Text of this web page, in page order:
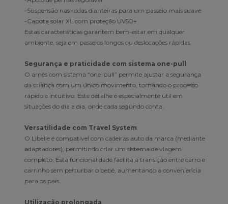
-Suspensão nas rodas dianteiras para um passeio mais suave
-Capota solar XL com proteção UV50+
Estas características garantem bem-estar em qualquer
ambiente, seja em passeios longos ou deslocações rápidas.
Segurança e praticidade com sistema one-pull
O arnês com sistema “one-pull” permite ajustar a segurança
da criança com um único movimento, tornando o processo
rápido e intuitivo. Este detalhe é especialmente útil em
situações do dia a dia, onde cada segundo conta.
Versatilidade com Travel System
O Libelle é compatível com cadeiras auto da marca (mediante
adaptadores), permitindo criar um sistema de viagem
completo. Esta funcionalidade facilita a transição entre carro e
carrinho sem perturbar o bebé, aumentando a conveniência
para os pais.
Utilização prolongada